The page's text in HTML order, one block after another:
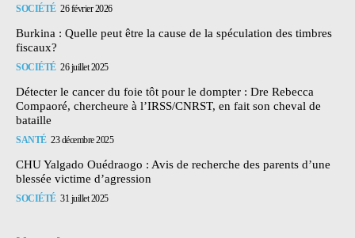
SOCIÉTÉ 26 février 2026
Burkina : Quelle peut être la cause de la spéculation des timbres
fiscaux?
SOCIÉTÉ 26 juillet 2025
Détecter le cancer du foie tôt pour le dompter : Dre Rebecca
Compaoré, chercheure à l’IRSS/CNRST, en fait son cheval de
bataille
SANTÉ 23 décembre 2025
CHU Yalgado Ouédraogo : Avis de recherche des parents d’une
blessée victime d’agression
SOCIÉTÉ 31 juillet 2025